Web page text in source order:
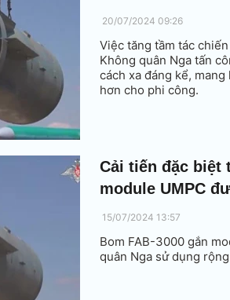
20/07/2024 09:26
Việc tăng tầm tác
Không quân Nga tấn
cách xa đáng kể,
hơn cho phi công.
Cải tiến đặc biệt
module UMPC
15/07/2024 13:57
Bom FAB-3000 gắn
quân Nga sử dụng